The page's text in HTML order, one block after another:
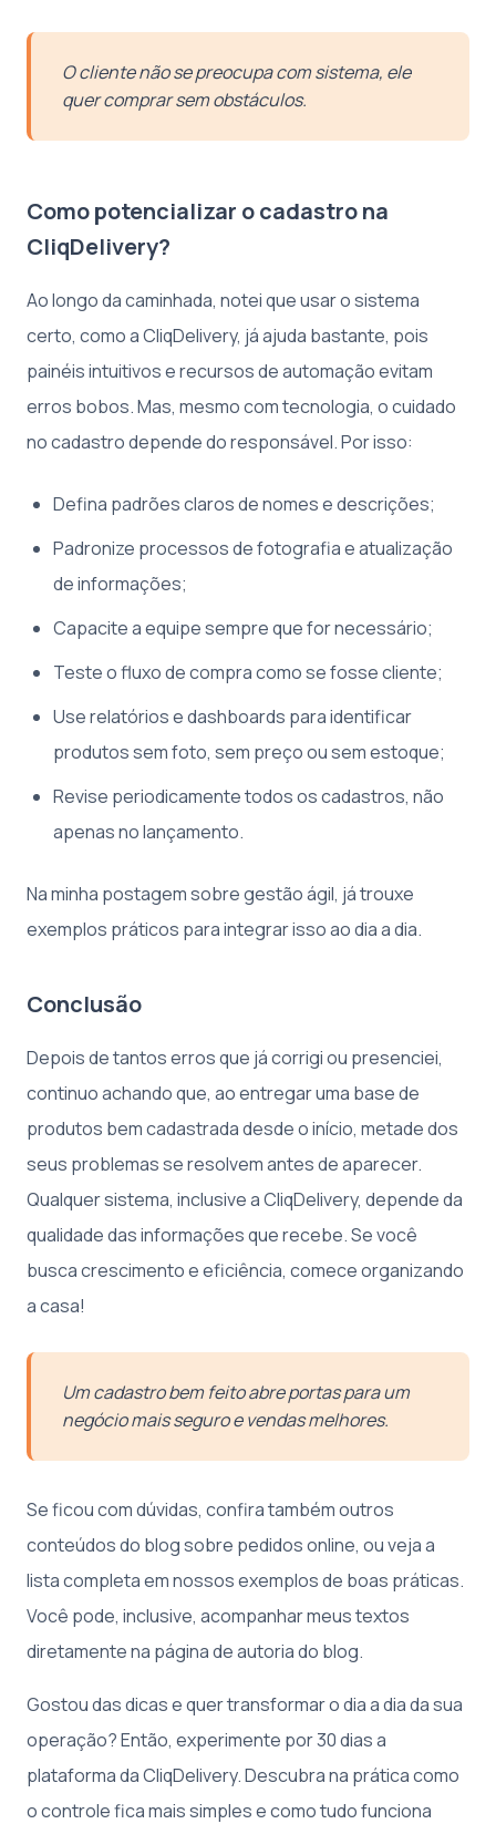
O cliente não se preocupa com sistema, ele
quer comprar sem obstáculos.
Como potencializar o cadastro na
CliqDelivery?
Ao longo da caminhada, notei que usar o sistema
certo, como a CliqDelivery, já ajuda bastante, pois
painéis intuitivos e recursos de automação evitam
erros bobos. Mas, mesmo com tecnologia, o cuidado
no cadastro depende do responsável. Por isso:
Defina padrões claros de nomes e descrições;
Padronize processos de fotografia e atualização
de informações;
Capacite a equipe sempre que for necessário;
Teste o fluxo de compra como se fosse cliente;
Use relatórios e dashboards para identificar
produtos sem foto, sem preço ou sem estoque;
Revise periodicamente todos os cadastros, não
apenas no lançamento.
Na minha postagem sobre gestão ágil, já trouxe
exemplos práticos para integrar isso ao dia a dia.
Conclusão
Depois de tantos erros que já corrigi ou presenciei,
continuo achando que, ao entregar uma base de
produtos bem cadastrada desde o início, metade dos
seus problemas se resolvem antes de aparecer.
Qualquer sistema, inclusive a CliqDelivery, depende da
qualidade das informações que recebe. Se você
busca crescimento e eficiência, comece organizando
a casa!
Um cadastro bem feito abre portas para um
negócio mais seguro e vendas melhores.
Se ficou com dúvidas, confira também outros
conteúdos do blog sobre pedidos online, ou veja a
lista completa em nossos exemplos de boas práticas.
Você pode, inclusive, acompanhar meus textos
diretamente na página de autoria do blog.
Gostou das dicas e quer transformar o dia a dia da sua
operação? Então, experimente por 30 dias a
plataforma da CliqDelivery. Descubra na prática como
o controle fica mais simples e como tudo funciona